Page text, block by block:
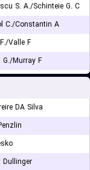
S. A./Schinteie G. C.
C./Constantin A.
Valle F.
Murray F.
DA Silva
Dullinger